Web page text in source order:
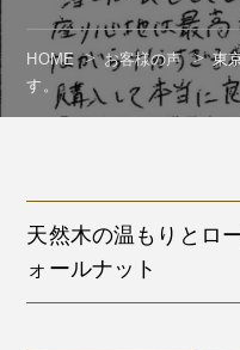
HOME お客様の声
東
す。」
天然木の温もりとロ
ォールナット